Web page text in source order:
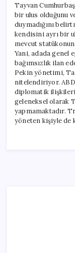
Tayvan
bir ulus olduğunu
duymadığını
kendisini ayrı bir
mevcut
Yani, adada genel
bağımsızlık ilan
Pekin yönetimi,
nitelendiriyor.
diplomatik ilişkileri
geleneksel olarak
yapmamaktadır.
yöneten kişiyle de